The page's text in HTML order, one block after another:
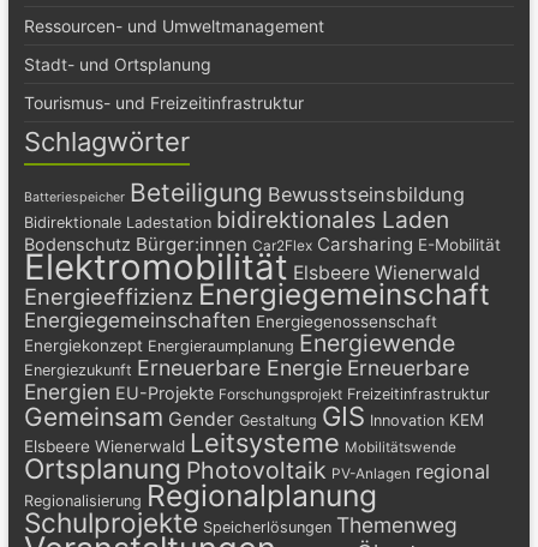
Ressourcen- und Umweltmanagement
Stadt- und Ortsplanung
Tourismus- und Freizeitinfrastruktur
Schlagwörter
Batteriespeicher Beteiligung Bewusstseinsbildung
Bidirektionale Ladestation bidirektionales Laden
Bodenschutz Bürger:innen Car2Flex Carsharing E-Mobilität
Elektromobilität Elsbeere Wienerwald
Energieeffizienz Energiegemeinschaft
Energiegemeinschaften Energiegenossenschaft
Energiekonzept Energieraumplanung Energiewende
Energiezukunft Erneuerbare Energie Erneuerbare
Energien EU-Projekte Forschungsprojekt Freizeitinfrastruktur
Gemeinsam Gender Gestaltung GIS Innovation KEM
Elsbeere Wienerwald Leitsysteme Mobilitätswende
Ortsplanung Photovoltaik PV-Anlagen regional
Regionalisierung Regionalplanung
Schulprojekte Speicherlösungen Themenweg